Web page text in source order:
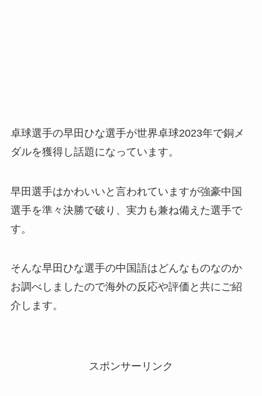
卓球選手の早田ひな選手が世界卓球2023年で銅メ
ダルを獲得し話題になっています。
早田選手はかわいいと言われていますが強豪中国
選手を準々決勝で破り、実力も兼ね備えた選手で
す。
そんな早田ひな選手の中国語はどんなものなのか
お調べしましたので海外の反応や評価と共にご紹
介します。
スポンサーリンク